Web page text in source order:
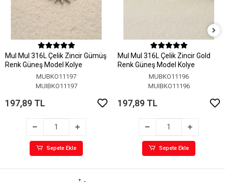
MuI MuI 316L Çelik Zincir Gümüş
Renk Güneş Model Kolye
MUBKO11197
MUIBKO11197
197,89 TL
Sepete Ekle
MuI MuI 316L Çelik Zincir Gold
Renk Güneş Model Kolye
MUBKO11196
MUIBKO11196
197,89 TL
Sepete Ekle